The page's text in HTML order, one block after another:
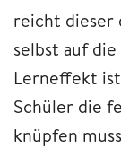
reicht dieser
selbst auf
Lerneffekt
Schüler die
knüpfen